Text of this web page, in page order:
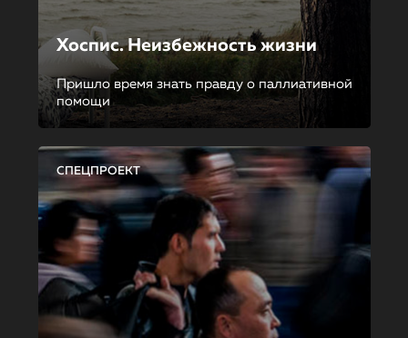
Хоспис. Неизбежность жизни
Пришло время знать правду о паллиативной
помощи
СПЕЦПРОЕКТ